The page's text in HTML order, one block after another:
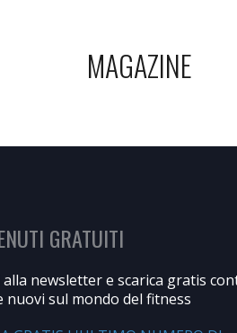
MAGAZINE
GRATUITI
newsletter e scarica gratis
nuovi sul mondo del fitness